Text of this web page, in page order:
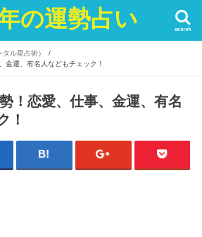
の運勢占い search
ル星占術）
金運、有名人などもチェック！
！恋愛、仕事、金運、有名
！